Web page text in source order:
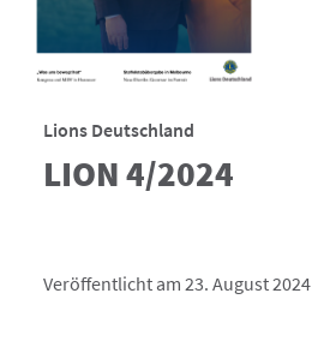
Lions Deutschland
LION 4/2024
Veröffentlicht am 23. August 2024